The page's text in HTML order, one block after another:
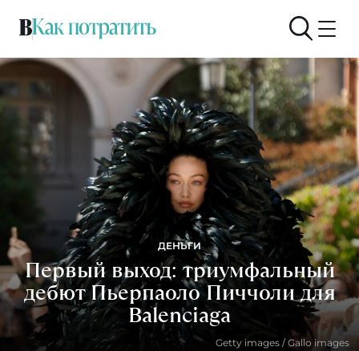
ДЕНЬГИ
Первый выход: триумфальный
дебют Пьерпаоло Пиччоли для
Balenciaga
Getty images / Gallo images